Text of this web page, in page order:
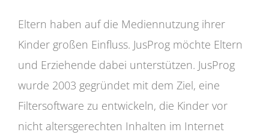
Eltern haben auf die Mediennutzung ihrer
Kinder großen Einfluss. JusProg möchte Eltern
und Erziehende dabei unterstützen. JusProg
wurde 2003 gegründet mit dem Ziel, eine
Filtersoftware zu entwickeln, die Kinder vor
nicht altersgerechten Inhalten im Internet